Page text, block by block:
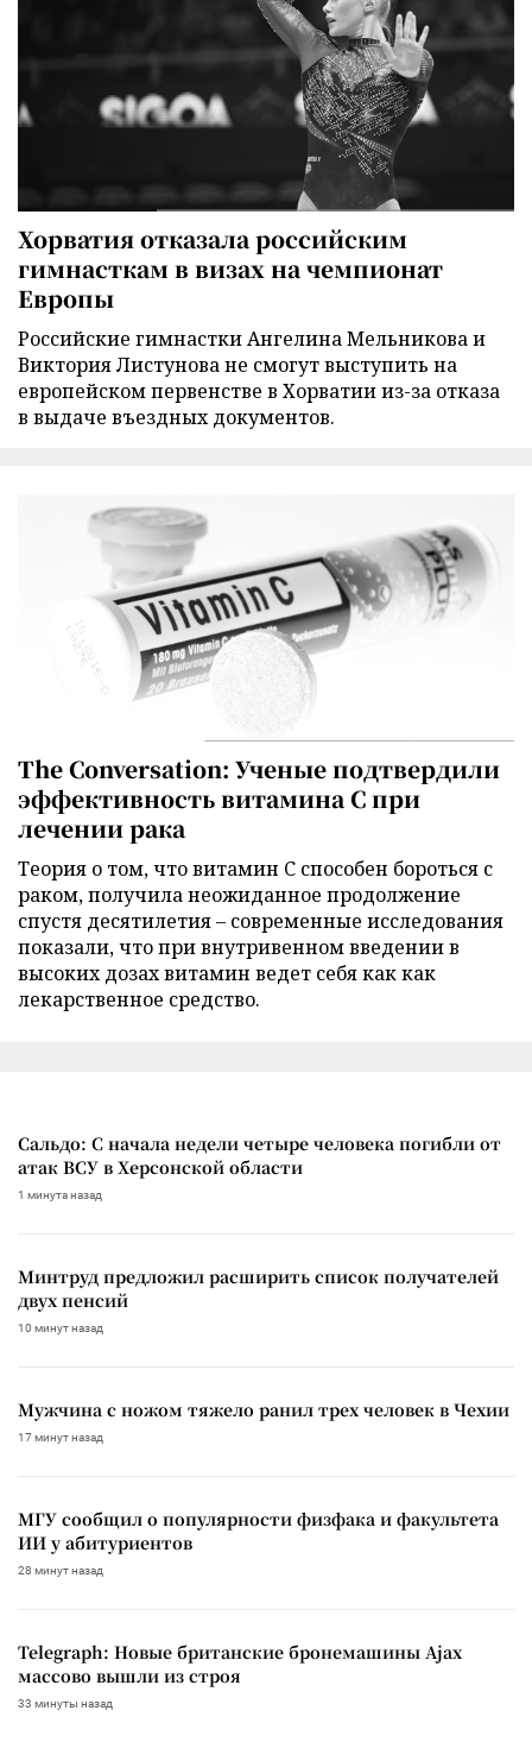
Хорватия отказала российским
гимнасткам в визах на чемпионат
Европы
Российские гимнастки Ангелина Мельникова и
Виктория Листунова не смогут выступить на
европейском первенстве в Хорватии из-за отказа
в выдаче въездных документов.
The Conversation: Ученые подтвердили
эффективность витамина C при
лечении рака
Теория о том, что витамин C способен бороться с
раком, получила неожиданное продолжение
спустя десятилетия – современные исследования
показали, что при внутривенном введении в
высоких дозах витамин ведет себя как как
лекарственное средство.
Сальдо: С начала недели четыре человека погибли от
атак ВСУ в Херсонской области
1 минута назад
Минтруд предложил расширить список получателей
двух пенсий
10 минут назад
Мужчина с ножом тяжело ранил трех человек в Чехии
17 минут назад
МГУ сообщил о популярности физфака и факультета
ИИ у абитуриентов
28 минут назад
Telegraph: Новые британские бронемашины Ajax
массово вышли из строя
33 минуты назад